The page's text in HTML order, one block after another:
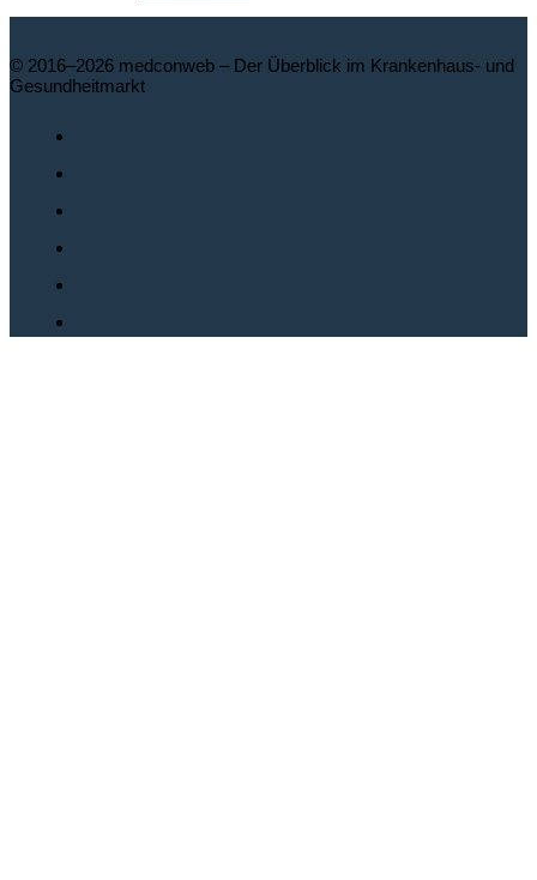
© 2016–2026 medconweb – Der Überblick im Krankenhaus- und
Gesundheitmarkt